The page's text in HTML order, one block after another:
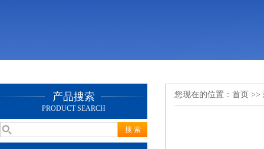
产品搜索
PRODUCT SEARCH
您现在的位置： 首页 >>